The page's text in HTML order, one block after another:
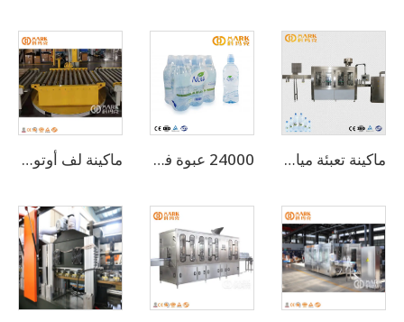
ماكينة تعبئة مياه شرب أوتوماتيكية بسعة 8000 زجاجة بالساعة (CGF16-16-5) 24000 عبوة في الساعة لسعة 500 مل، ماكينة تعبئة أوتوماتيكية بالكامل للمياه المعدنية الشرب (CGF-50-50-15) ماكينة لف أوتوماتيكية